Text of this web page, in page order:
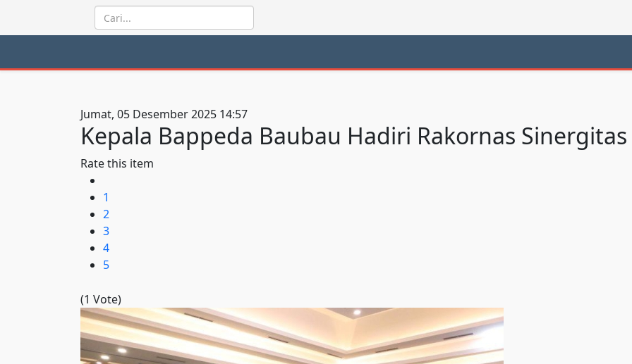
Jumat, 05 Desember 2025 14:57
Kepala Bappeda Baubau Hadiri Rakornas
Rate this item
1
2
3
4
5
(1 Vote)